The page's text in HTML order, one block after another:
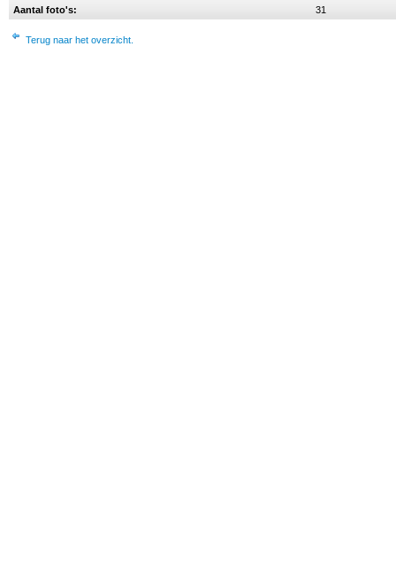
Aantal foto's:
31
Terug naar het overzicht.